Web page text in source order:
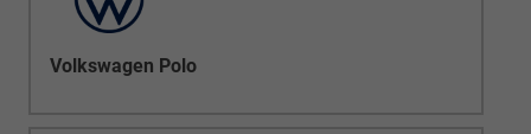
Volkswagen Polo